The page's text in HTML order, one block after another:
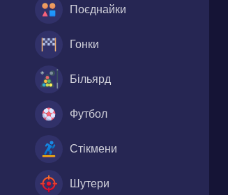
Поєднайки
Гонки
Більярд
Футбол
Стікмени
Шутери